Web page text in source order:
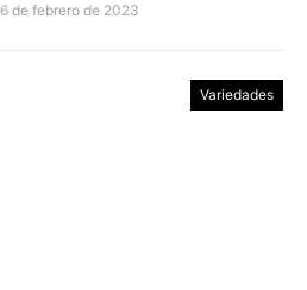
6 de febrero de 2023
Variedades